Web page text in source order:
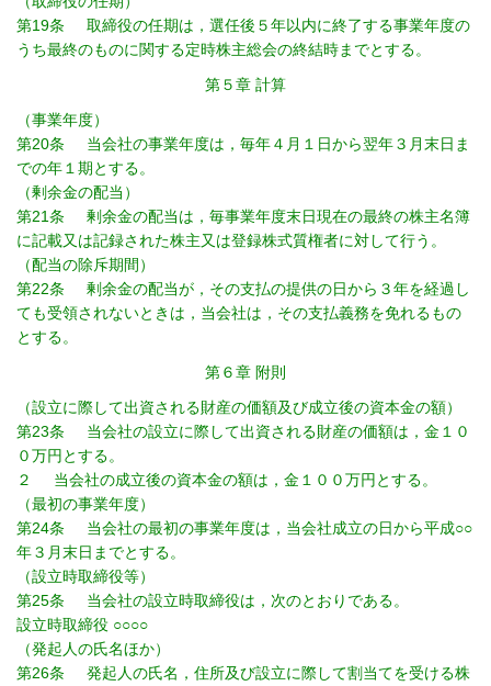
第19条 取締役の任期は，選任後５年以内に終了する事業年度の
うち最終のものに関する定時株主総会の終結時までとする。
第５章 計算
（事業年度）
第20条 当会社の事業年度は，毎年４月１日から翌年３月末日ま
での年１期とする。
（剰余金の配当）
第21条 剰余金の配当は，毎事業年度末日現在の最終の株主名簿
に記載又は記録された株主又は登録株式質権者に対して行う。
（配当の除斥期間）
第22条 剰余金の配当が，その支払の提供の日から３年を経過し
ても受領されないときは，当会社は，その支払義務を免れるもの
とする。
第６章 附則
（設立に際して出資される財産の価額及び成立後の資本金の額）
第23条 当会社の設立に際して出資される財産の価額は，金１０
０万円とする。
２ 当会社の成立後の資本金の額は，金１００万円とする。
（最初の事業年度）
第24条 当会社の最初の事業年度は，当会社成立の日から平成○○
年３月末日までとする。
（設立時取締役等）
第25条 当会社の設立時取締役は，次のとおりである。
設立時取締役 ○○○○
（発起人の氏名ほか）
第26条 発起人の氏名，住所及び設立に際して割当てを受ける株